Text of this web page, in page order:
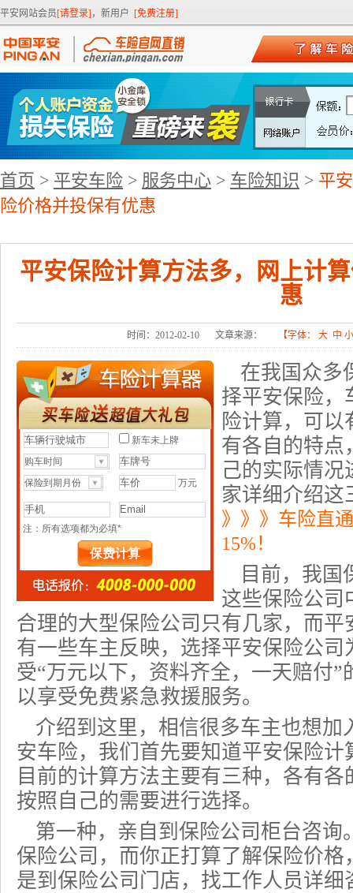
平安网站会员[请登录] ，新用户 [免费注册]
首页 > 平安车险 > 服务中心 > 车险知识 > 平
险价格并投保有优惠
平安保险计算方法多，网上计
惠
时间：2012-02-10 文章来源： 【字体： 大 中 小
在我国众多
择平安保险，
险计算，可
有各自的特点
己的实际情
家详细介绍这
》》》车险直
15%！
目前，我国
这些保险公司
合理的大型保险公司只有几家，而
有一些车主反映，选择平安保险公
受“万元以下，资料齐全，一天赔付
以享受免费紧急救援服务。
介绍到这里，相信很多车主也想加
安车险，我们首先要知道平安保险
目前的计算方法主要有三种，各有
按照自己的需要进行选择。
第一种，亲自到保险公司柜台咨询
保险公司，而你正打算了解保险价
是到保险公司门店，找工作人员详